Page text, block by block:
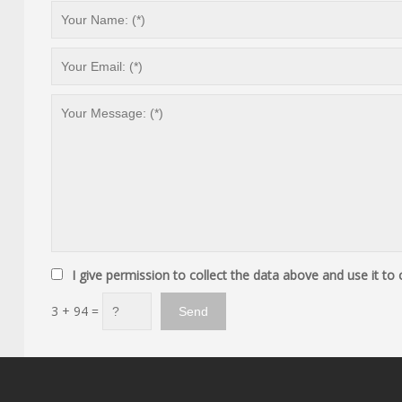
I give permission to collect the data above and use it to
3 + 94 =